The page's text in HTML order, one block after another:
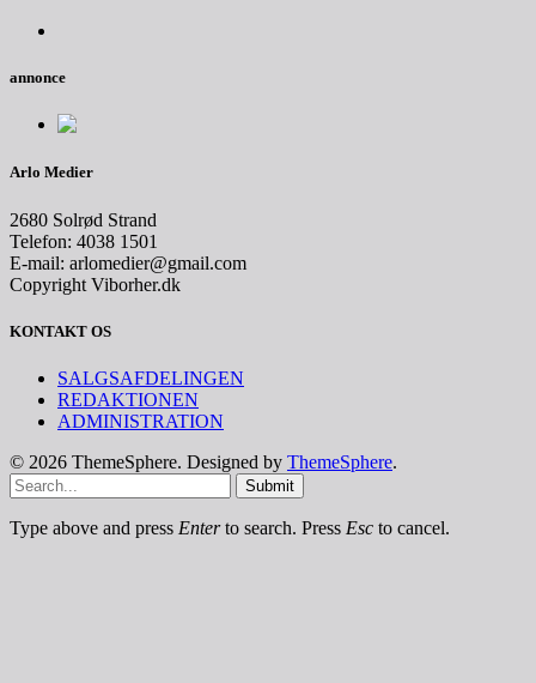
annonce
Arlo Medier
2680 Solrød Strand
Telefon: 4038 1501
E-mail: arlomedier@gmail.com
Copyright Viborher.dk
KONTAKT OS
SALGSAFDELINGEN
REDAKTIONEN
ADMINISTRATION
© 2026 ThemeSphere. Designed by ThemeSphere.
Submit
Type above and press Enterto search. Press Esc to cancel.